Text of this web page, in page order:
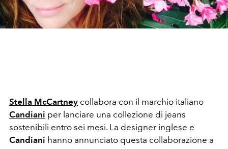
Stella McCartney collabora con il marchio italiano
Candiani per lanciare una collezione di jeans
sostenibili entro sei mesi. La designer inglese e
Candiani hanno annunciato questa collaborazione a